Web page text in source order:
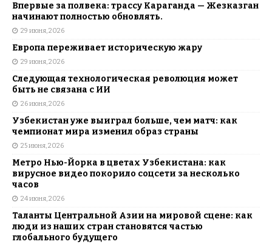
Впервые за полвека: трассу Караганда — Жезказган
начинают полностью обновлять.
29 июня, 2026
Европа переживает историческую жару
29 июня, 2026
Следующая технологическая революция может
быть не связана с ИИ
26 июня, 2026
Узбекистан уже выиграл больше, чем матч: как
чемпионат мира изменил образ страны
25 июня, 2026
Метро Нью-Йорка в цветах Узбекистана: как
вирусное видео покорило соцсети за несколько
часов
24 июня, 2026
Таланты Центральной Азии на мировой сцене: как
люди из наших стран становятся частью
глобального будущего